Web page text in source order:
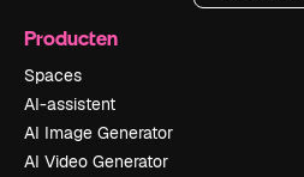
Producten
Spaces
AI-assistent
AI Image Generator
AI Video Generator